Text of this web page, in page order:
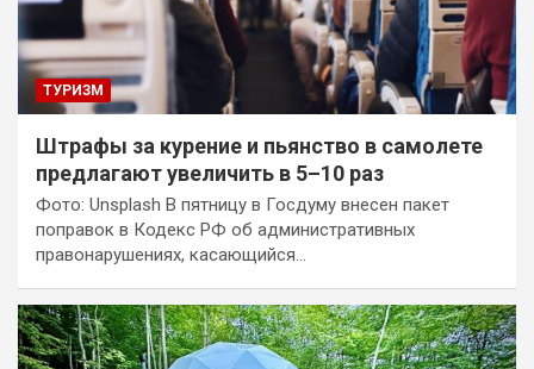
ТУРИЗМ
Штрафы за курение и пьянство в самолете
предлагают увеличить в 5–10 раз
Фото: Unsplash В пятницу в Госдуму внесен пакет
поправок в Кодекс РФ об административных
правонарушениях, касающийся…